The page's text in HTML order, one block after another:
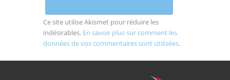
Ce site utilise Akismet pour réduire les
indésirables. En savoir plus sur comment les
données de vos commentaires sont utilisées.